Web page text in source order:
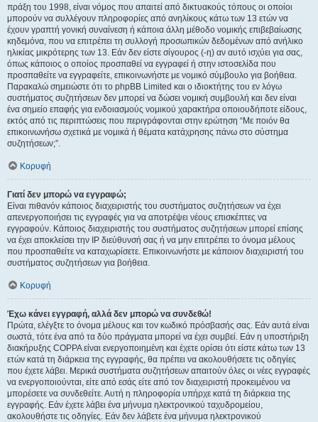
πράξη του 1998, είναι νόμος που απαιτεί από δικτυακούς τόπους οι οποίοι
μπορούν να συλλέγουν πληροφορίες από ανηλίκους κάτω των 13 ετών να
έχουν γραπτή γονική συναίνεση ή κάποια άλλη μέθοδο νομικής επιβεβαίωσης
κηδεμόνα, που να επιτρέπει τη συλλογή προσωπικών δεδομένων από ανήλικο
ηλικίας μικρότερης των 13. Εάν δεν είστε σίγουρος (-η) αν αυτό ισχύει για σας,
όπως κάποιος ο οποίος προσπαθεί να εγγραφεί ή στην ιστοσελίδα που
προσπαθείτε να εγγραφείτε, επικοινωνήστε με νομικό σύμβουλο για βοήθεια.
Παρακαλώ σημειώστε ότι το phpBB Limited και ο ιδιοκτήτης του εν λόγω
συστήματος συζητήσεων δεν μπορεί να δώσει νομική συμβουλή και δεν είναι
ένα σημείο επαφής για ενδοιασμούς νομικού χαρακτήρα οποιουδήποτε είδους,
εκτός από τις περιπτώσεις που περιγράφονται στην ερώτηση “Με ποιόν θα
επικοινωνήσω σχετικά με νομικά ή θέματα κατάχρησης πάνω στο σύστημα
συζητήσεων;”.
Κορυφή
Γιατί δεν μπορώ να εγγραφώ;
Είναι πιθανόν κάποιος διαχειριστής του συστήματος συζητήσεων να έχει
απενεργοποιήσει τις εγγραφές για να αποτρέψει νέους επισκέπτες να
εγγραφούν. Κάποιος διαχειριστής του συστήματος συζητήσεων μπορεί επίσης
να έχει αποκλείσει την IP διεύθυνσή σας ή να μην επιτρέπει το όνομα μέλους
που προσπαθείτε να καταχωρίσετε. Επικοινωνήστε με κάποιον διαχειριστή του
συστήματος συζητήσεων για βοήθεια.
Κορυφή
Έχω κάνει εγγραφή, αλλά δεν μπορώ να συνδεθώ!
Πρώτα, ελέγξτε το όνομα μέλους και τον κωδικό πρόσβασής σας. Εάν αυτά είναι
σωστά, τότε ένα από τα δύο πράγματα μπορεί να έχει συμβεί. Εάν η υποστήριξη
διακήρυξης COPPA είναι ενεργοποιημένη και έχετε ορίσει ότι είστε κάτω των 13
ετών κατά τη διάρκεια της εγγραφής, θα πρέπει να ακολουθήσετε τις οδηγίες
που έχετε λάβει. Μερικά συστήματα συζητήσεων απαιτούν όλες οι νέες εγγραφές
να ενεργοποιούνται, είτε από εσάς είτε από τον διαχειριστή προκειμένου να
μπορέσετε να συνδεθείτε. Αυτή η πληροφορία υπήρχε κατά τη διάρκεια της
εγγραφής. Εάν έχετε λάβει ένα μήνυμα ηλεκτρονικού ταχυδρομείου,
ακολουθήστε τις οδηγίες. Εάν δεν λάβετε ένα μήνυμα ηλεκτρονικού